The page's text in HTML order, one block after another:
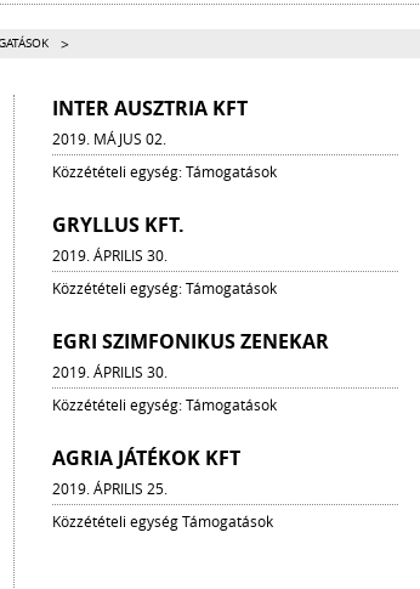
>
INTER AUSZTRIA KFT
2019. MÁJUS 02.
Közzétételi egység: Támogatások
GRYLLUS KFT.
2019. ÁPRILIS 30.
Közzétételi egység: Támogatások
EGRI SZIMFONIKUS ZENEKAR
2019. ÁPRILIS 30.
Közzétételi egység: Támogatások
AGRIA JÁTÉKOK KFT
2019. ÁPRILIS 25.
Közzétételi egység Támogatások